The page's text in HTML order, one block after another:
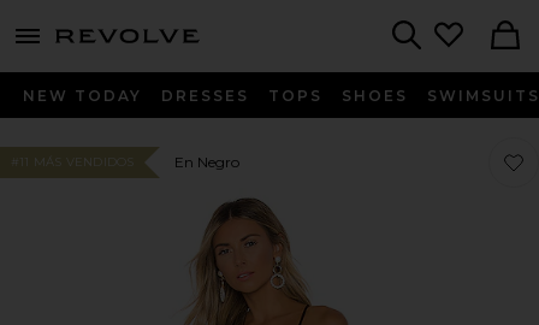
menu - shows more content
NEW TODAY DRESSES TOPS SHOES SWIMSUITS
#11 MÁS VENDIDOS En Negro